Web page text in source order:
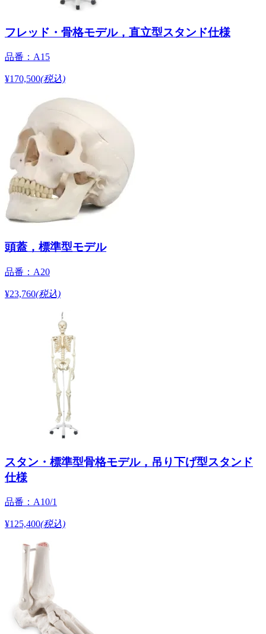
フレッド・骨格モデル，直立型スタンド仕様
品番：A15
¥170,500(税込)
頭蓋，標準型モデル
品番：A20
¥23,760(税込)
スタン・標準型骨格モデル，吊り下げ型スタンド
仕様
品番：A10/1
¥125,400(税込)